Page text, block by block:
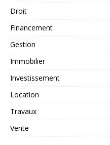
Droit
Financement
Gestion
Immobilier
Investissement
Location
Travaux
Vente